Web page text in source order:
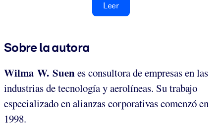
Leer
Sobre la autora
Wilma W. Suenes consultora de empresas en las
industrias de tecnología y aerolíneas. Su trabajo
especializado en alianzas corporativas comenzó en
1998.